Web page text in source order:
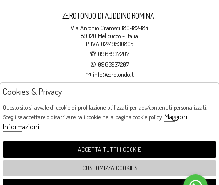
ZEROTONDO DI AUDDINO ROMINA .
Via Antonio Gramsci 180-182-184
89020 Melicucco - Italia
P. IVA:02249530805
0966937207
0966937207
info@zerotondo.it
Orari di apertura
LUNEDI: CHIUSO LA MATTINA - DALLE 16:00 ALLE 20:00 DAL MARTEDI AL
CHIUSO
Cookies & Privacy
Questo sito si avvale di cookie di profilazione utilizzati per ads/contenuti personalizzati.
Scegli se accettare o disattivare tali cookie nella pagina cookie policy. Maggiori
Informazioni
ACCETTA TUTTI I COOKIE
CUSTOMIZZA COOKIES